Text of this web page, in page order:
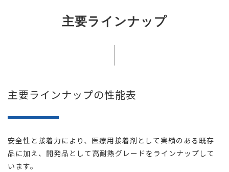
主要ラインナップ
主要ラインナップの性能表
安全性と接着力により、医療用接着剤として実績のある既存
品に加え、開発品として高耐熱グレードをラインナップして
います。